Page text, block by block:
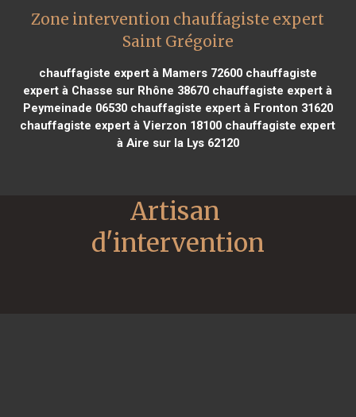
Zone intervention chauffagiste expert
Saint Grégoire
chauffagiste expert à Mamers 72600chauffagiste
expert à Chasse sur Rhône 38670 chauffagiste expert à
Peymeinade 06530chauffagiste expert à Fronton 31620
chauffagiste expert à Vierzon 18100 chauffagiste expert
à Aire sur la Lys 62120
Artisan
d'intervention